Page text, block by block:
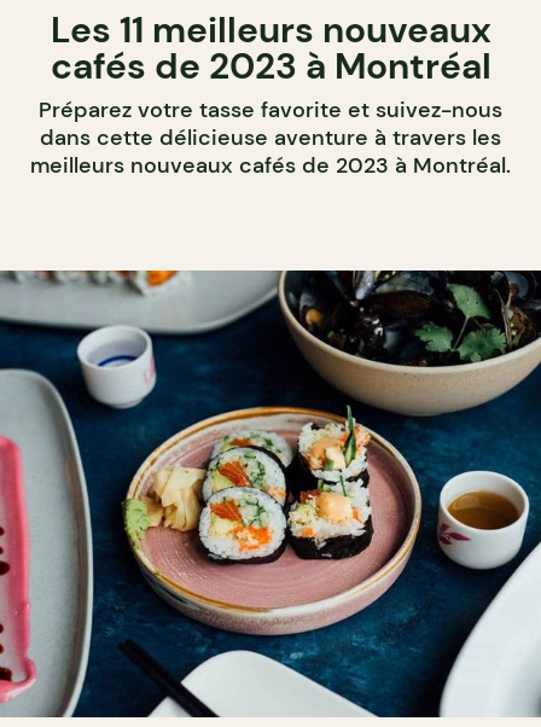
Les 11 meilleurs nouveaux
cafés de 2023 à Montréal
Préparez votre tasse favorite et suivez-nous
dans cette délicieuse aventure à travers les
meilleurs nouveaux cafés de 2023 à Montréal.